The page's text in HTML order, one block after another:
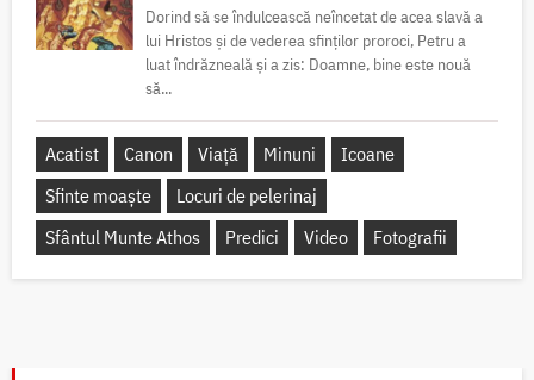
Dorind să se îndulcească neîncetat de acea slavă a
lui Hristos și de vederea sfinților proroci, Petru a
luat îndrăzneală și a zis: Doamne, bine este nouă
să...
Acatist Canon Viață Minuni
Icoane
Sfinte moaște
Locuri de pelerinaj
Sfântul Munte Athos
Predici Video Fotografii